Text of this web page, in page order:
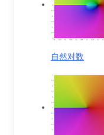
自然对数